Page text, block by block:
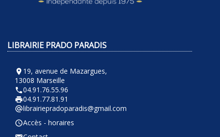
LIBRAIRIE PRADO PARADIS
room 19, avenue de Mazargues,
13008 Marseille
phone04.91.76.55.96
local_printshop04.91.77.81.91
alternate_emaillibrairiepradoparadis@gmail.com
query_builderAccès - horaires